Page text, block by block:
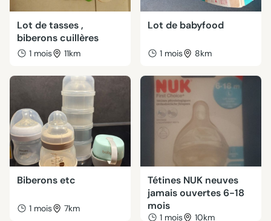
Lot de tasses ,
biberons cuillères
1 mois 11km
Lot de babyfood
1 mois 8km
Biberons etc
1 mois 7km
Tétines NUK neuves
jamais ouvertes 6-18
mois
1 mois 10km